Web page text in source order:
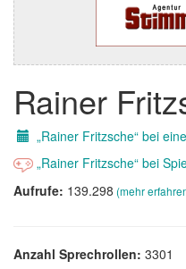
Rainer
„Rainer Fritzsche“ bei
„Rainer Fritzsche“ bei
Aufrufe: 139.298 (mehr
Anzahl Sprechrollen: 3301